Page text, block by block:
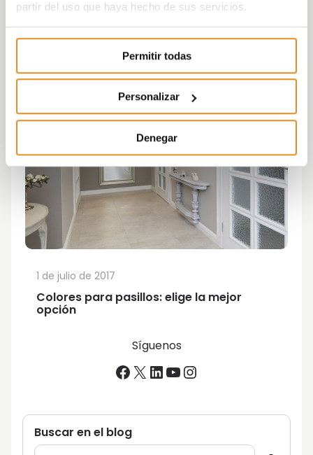
partir del uso que haya hecho de sus servicios.
Permitir todas
Personalizar
Denegar
Colores para pasillos: elige la mejor
opción
1 de julio de 2017
Síguenos
Facebook
X LinkedIn
YouTube
Instagram
Buscar en el blog